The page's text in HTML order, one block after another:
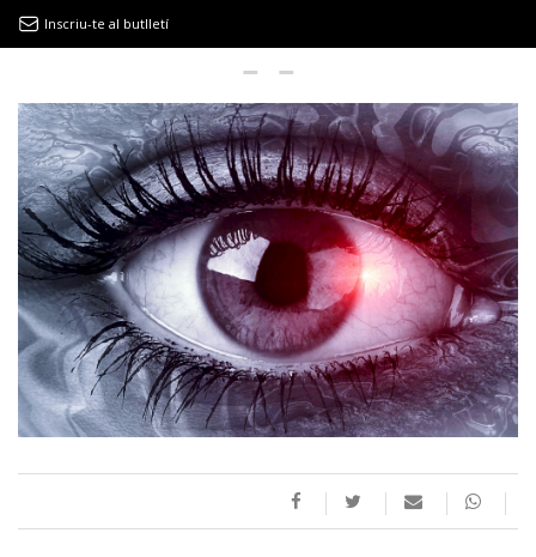
9MAGAZÍN
EL CLÀSSIC | ALBERT PLA
“LA VIDA ÉS COM LA MAR: SEMPRE BUSCA L’EQUILIBRI”
NOVETATS DISCOGRÀFIQUES
EL CLÀSSIC | ELS 3 TAMBORS
TEMÀTIQUES
()
Inscriu-te al butlletí